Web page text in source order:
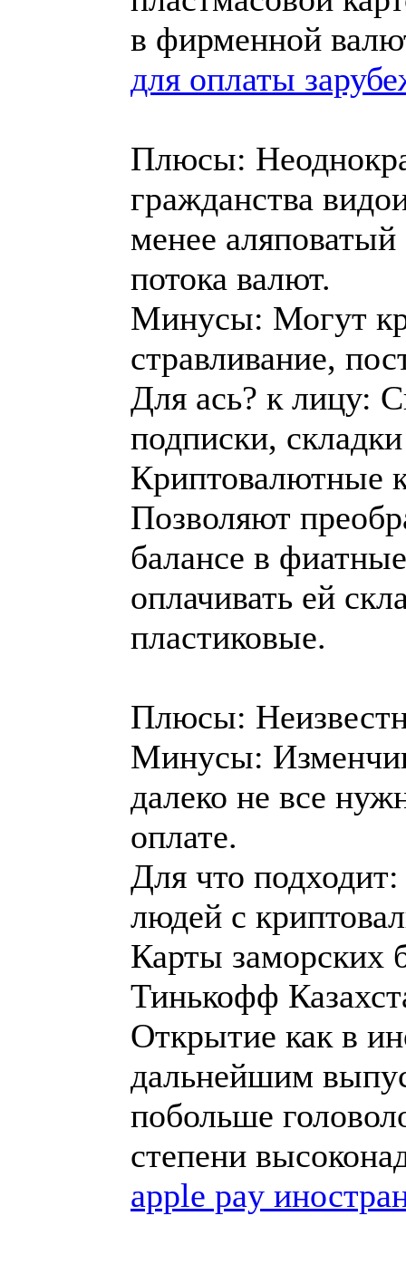
в фирменной
для оплаты
Плюсы:
гражданства
менее аляповатый
потока валют.
Минусы: Могут
стравливание,
Для ась? к лицу:
подписки,
Криптовалютные
Позволяют
балансе в
оплачивать ей
пластиковые.
Плюсы:
Минусы:
далеко не все
оплате.
Для что
людей с
Карты заморских
Тинькофф
Открытие как в
дальнейшим
побольше
степени
apple pay